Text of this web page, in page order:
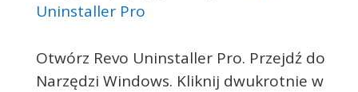
Uninstaller Pro
Otwórz Revo Uninstaller Pro. Przejdź do
Narzędzi Windows. Kliknij dwukrotnie w